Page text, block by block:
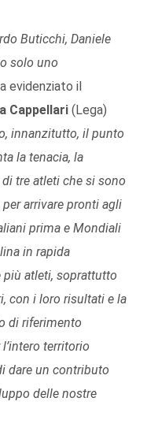
Buticchi, Daniele
solo uno
evidenziato il
Cappellari (Lega)
innanzitutto, il punto
la tenacia, la
tre atleti che si sono
arrivare pronti agli
prima e Mondiali
in rapida
atleti, soprattutto
con i loro risultati e la
di riferimento
territorio
dare un contributo
delle nostre